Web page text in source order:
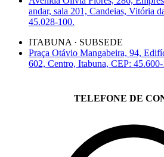
andar, sala 201, Candeias, Vitória
45.028-100.
ITABUNA · SUBSEDE
Praça Otávio Mangabeira, 94,
602, Centro, Itabuna, CEP:
TELEFONE DE